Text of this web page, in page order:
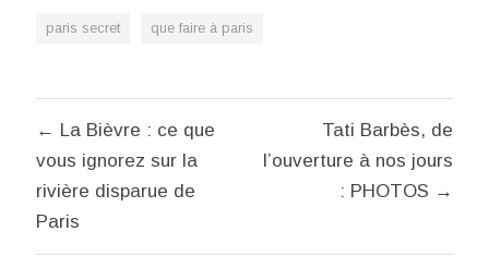
paris secret que faire à paris
Navigation
de
l’article
← La Bièvre : ce que
vous ignorez sur la
rivière disparue de
Paris
Tati Barbès, de
l’ouverture à nos jours
: PHOTOS →